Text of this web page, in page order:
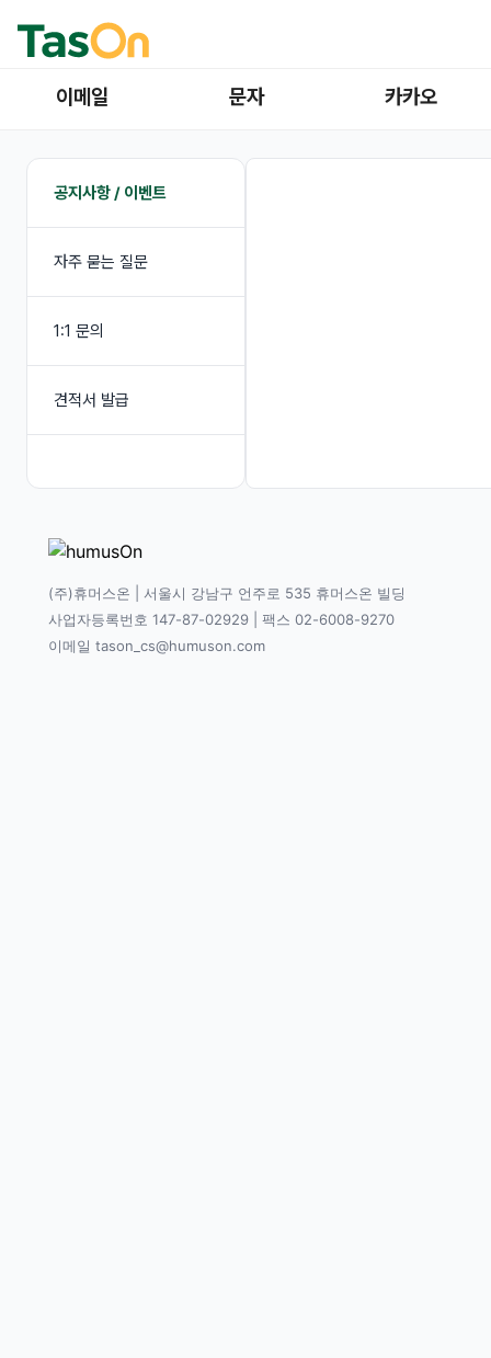
이메일 문자 카카오
공지사항 / 이벤트
자주 묻는 질문
1:1 문의
견적서 발급
(주)휴머스온 | 서울시 강남구 언주로 535 휴머스온 빌딩
사업자등록번호 147-87-02929 | 팩스 02-6008-9270
이메일 tason_cs@humuson.com